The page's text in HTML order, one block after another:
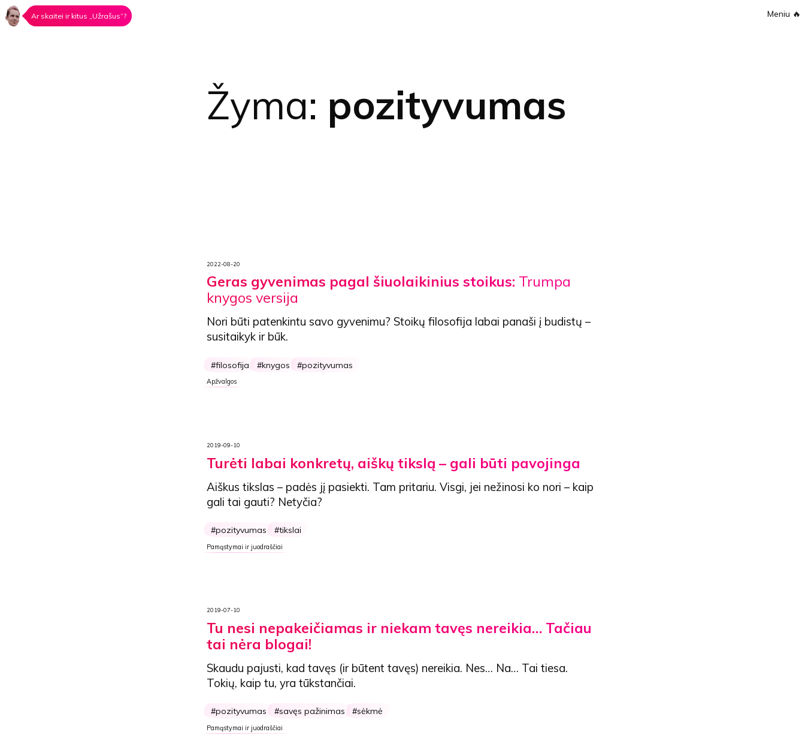
Ar skaitei ir kitus „Užrašus“? Meniu 🔥
Žyma: pozityvumas
2022-08-20
Geras gyvenimas pagal šiuolaikinius stoikus: Trumpa
knygos versija
Nori būti patenkintu savo gyvenimu? Stoikų filosofija labai panaši į budistų –
susitaikyk ir būk.
filosofija knygos pozityvumas
Apžvalgos
2019-09-10
Turėti labai konkretų, aiškų tikslą – gali būti pavojinga
Aiškus tikslas – padės jį pasiekti. Tam pritariu. Visgi, jei nežinosi ko nori – kaip
gali tai gauti? Netyčia?
pozityvumas tikslai
Pamąstymai ir juodraščiai
2019-07-10
Tu nesi nepakeičiamas ir niekam tavęs nereikia… Tačiau
tai nėra blogai!
Skaudu pajusti, kad tavęs (ir būtent tavęs) nereikia. Nes… Na… Tai tiesa.
Tokių, kaip tu, yra tūkstančiai.
pozityvumas savęs pažinimas sėkmė
Pamąstymai ir juodraščiai